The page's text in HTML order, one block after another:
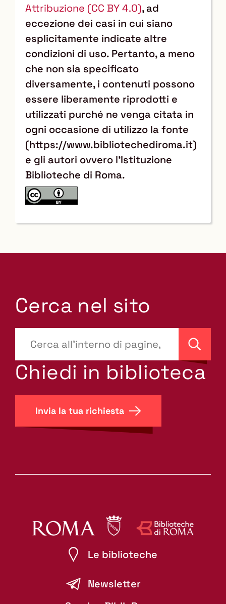
Attribuzione (CC BY 4.0), ad
eccezione dei casi in cui siano
esplicitamente indicate altre
condizioni di uso. Pertanto, a meno
che non sia specificato
diversamente, i contenuti possono
essere liberamente riprodotti e
utilizzati purché ne venga citata in
ogni occasione di utilizzo la fonte
(https://www.bibliotechediroma.it)
e gli autori ovvero l'Istituzione
Biblioteche di Roma.
Cerca nel sito
site-
search.label???
Cerca
Chiedi in biblioteca
Invia la tua richiesta
Le biblioteche
Newsletter